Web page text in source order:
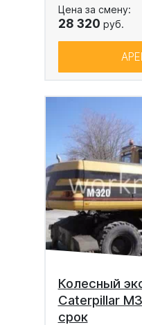
Цена за смену:
28 320 руб.
Колесный
Caterpillar
срок